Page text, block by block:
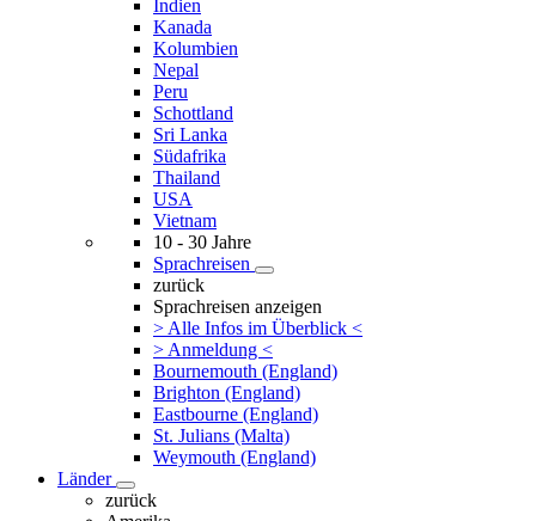
Indien
Kanada
Kolumbien
Nepal
Peru
Schottland
Sri Lanka
Südafrika
Thailand
USA
Vietnam
10 - 30 Jahre
Sprachreisen
zurück
Sprachreisen anzeigen
> Alle Infos im Überblick <
> Anmeldung <
Bournemouth (England)
Brighton (England)
Eastbourne (England)
St. Julians (Malta)
Weymouth (England)
Länder
zurück